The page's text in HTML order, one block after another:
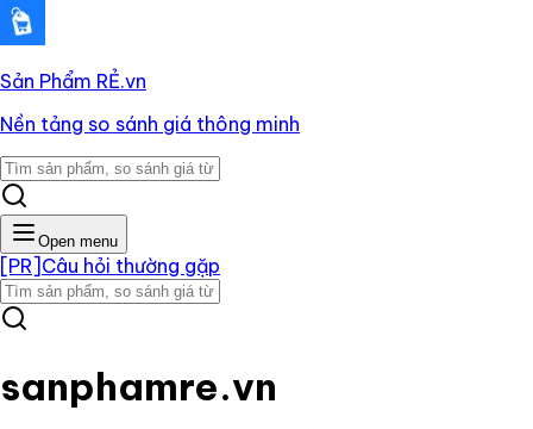
Sản Phẩm RẺ.vn
Nền tảng so sánh giá thông minh
Open menu
[PR] Câu hỏi thường gặp
sanphamre.vn